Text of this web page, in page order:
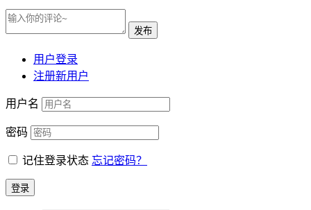
用户登录
注册新用户
用户名
密码
记住登录状态 忘记密码？